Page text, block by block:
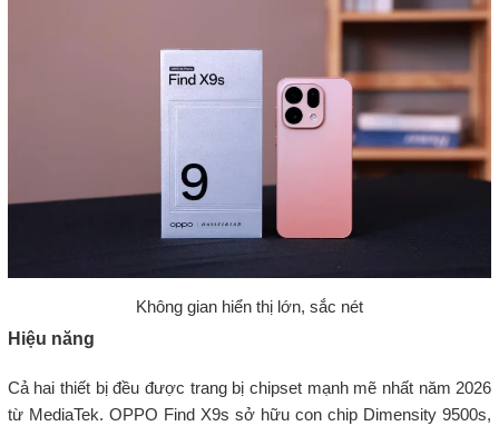
Không gian hiển thị lớn, sắc nét
Hiệu năng
Cả hai thiết bị đều được trang bị chipset mạnh mẽ nhất năm 2026
từ MediaTek. OPPO Find X9s sở hữu con chip Dimensity 9500s,